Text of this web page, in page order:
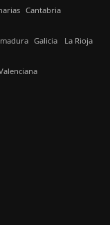
Cantabria
Galicia La Rioja